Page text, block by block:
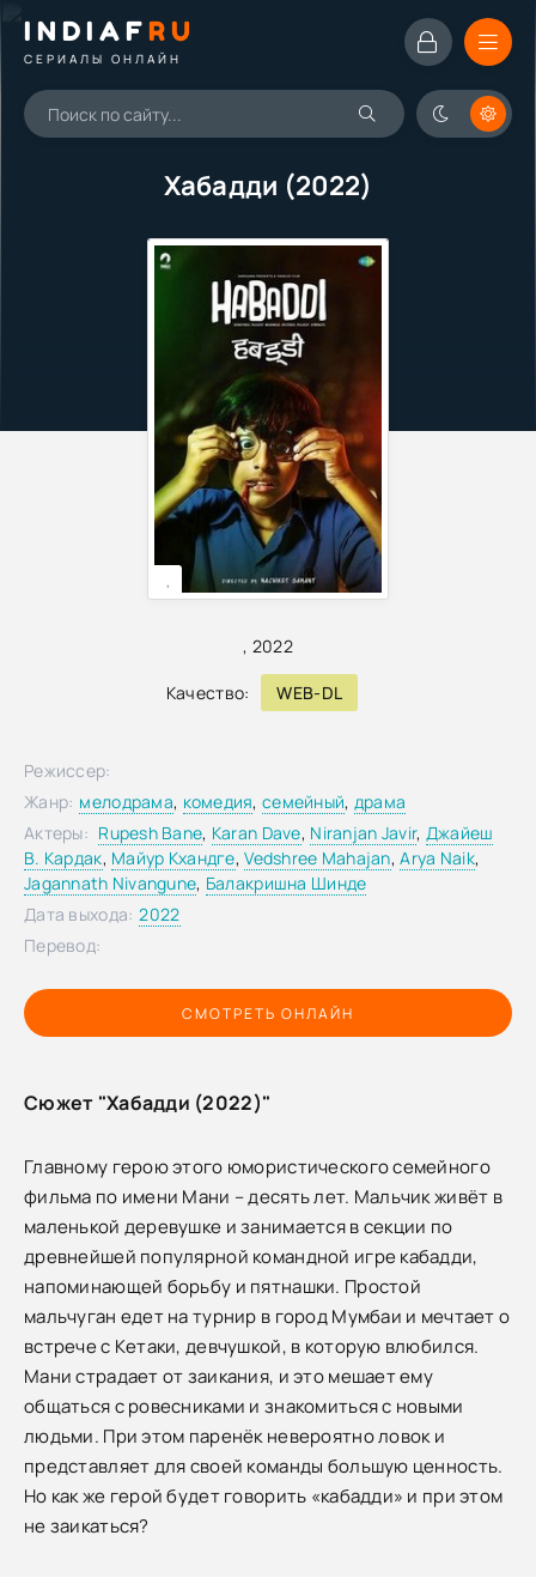
INDIAFRU
СЕРИАЛЫ ОНЛАЙН
Хабадди (2022)
, 2022
Качество: WEB-DL
,
СМОТРЕТЬ ОНЛАЙН
Режиссер:
Жанр: мелодрама, комедия,семейный, драма
Актеры: Rupesh Bane, Karan Dave, Niranjan Javir, Джайеш
В. Кардак, Майур Кхандге,Vedshree Mahajan,Arya Naik,
Jagannath Nivangune, Балакришна Шинде
Дата выхода: 2022
Перевод:
Сюжет "Хабадди (2022)"
Главному герою этого юмористического семейного
фильма по имени Мани – десять лет. Мальчик живёт в
маленькой деревушке и занимается в секции по
древнейшей популярной командной игре кабадди,
напоминающей борьбу и пятнашки. Простой
мальчуган едет на турнир в город Мумбаи и мечтает о
встрече с Кетаки, девчушкой, в которую влюбился.
Мани страдает от заикания, и это мешает ему
общаться с ровесниками и знакомиться с новыми
людьми. При этом паренёк невероятно ловок и
представляет для своей команды большую ценность.
Но как же герой будет говорить «кабадди» и при этом
не заикаться?